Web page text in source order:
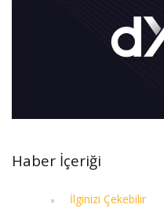
Haber İçeriği
İlginizi Çekebilir